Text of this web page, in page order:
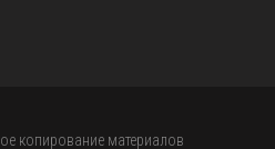
копирование материалов